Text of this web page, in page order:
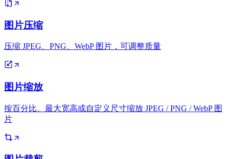
图片压缩
压缩 JPEG、PNG、WebP 图片，可调整质量
图片缩放
按百分比、最大宽高或自定义尺寸缩放 JPEG / PNG / WebP 图
片